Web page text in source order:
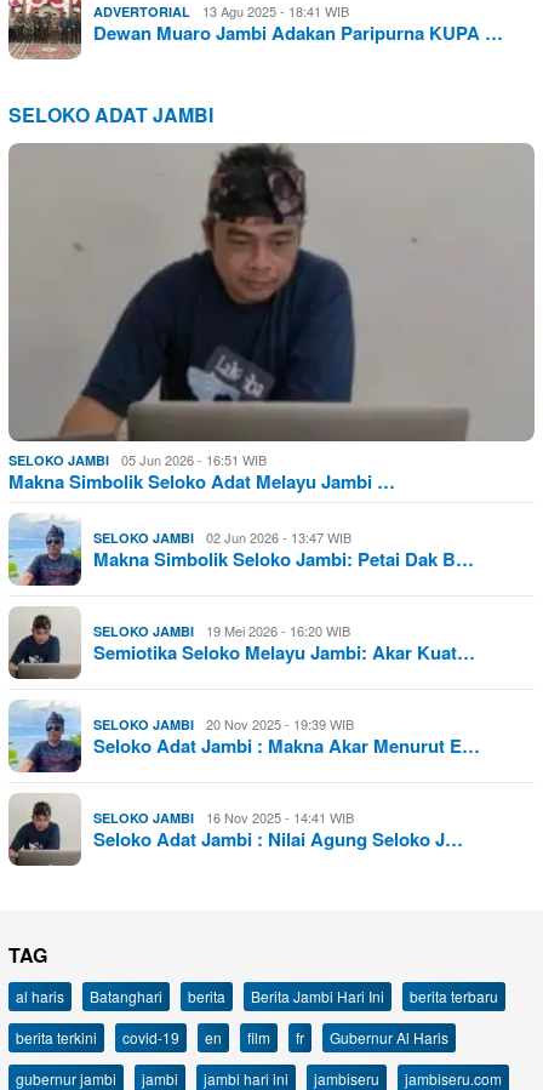
ADVERTORIAL 13 Agu 2025 - 18:41 WIB
Dewan Muaro Jambi Adakan Paripurna KUPA …
SELOKO ADAT JAMBI
SELOKO JAMBI 05 Jun 2026 - 16:51 WIB
Makna Simbolik Seloko Adat Melayu Jambi …
SELOKO JAMBI 02 Jun 2026 - 13:47 WIB
Makna Simbolik Seloko Jambi: Petai Dak B…
SELOKO JAMBI 19 Mei 2026 - 16:20 WIB
Semiotika Seloko Melayu Jambi: Akar Kuat…
SELOKO JAMBI 20 Nov 2025 - 19:39 WIB
Seloko Adat Jambi : Makna Akar Menurut E…
SELOKO JAMBI 16 Nov 2025 - 14:41 WIB
Seloko Adat Jambi : Nilai Agung Seloko J…
TAG
al haris Batanghari berita Berita Jambi Hari Ini
berita terbaru
berita terkini
covid-19 en film fr
Gubernur Al Haris
gubernur jambi
jambi jambi hari ini jambiseru
jambiseru.com